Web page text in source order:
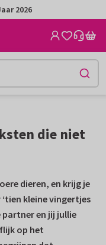
2026
die niet
dieren, en krijg je
kleine vingertjes
partner en jij jullie
op het